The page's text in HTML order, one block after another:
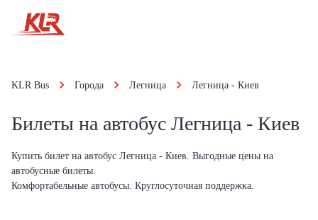
KLR Bus Города Легница Легница - Киев
Билеты на автобус Легница - Киев
Купить билет на автобус Легница - Киев. Выгодные цены на
автобусные билеты.
Комфортабельные автобусы. Круглосуточная поддержка.